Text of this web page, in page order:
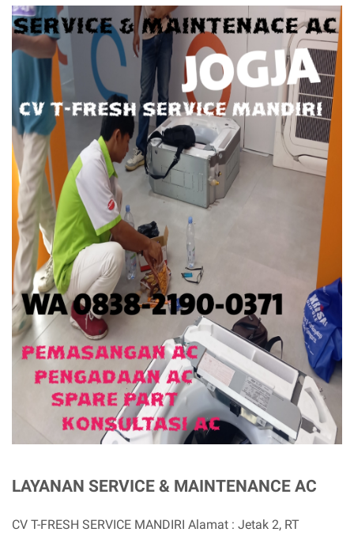
LAYANAN SERVICE & MAINTENANCE AC
CV T-FRESH SERVICE MANDIRI Alamat : Jetak 2, RT